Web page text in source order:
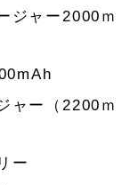
ジャー2000ｍ
ャー（2200ｍ
ー